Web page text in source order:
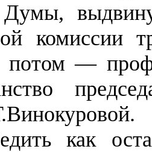
Думы,
комиссии
потом —
как